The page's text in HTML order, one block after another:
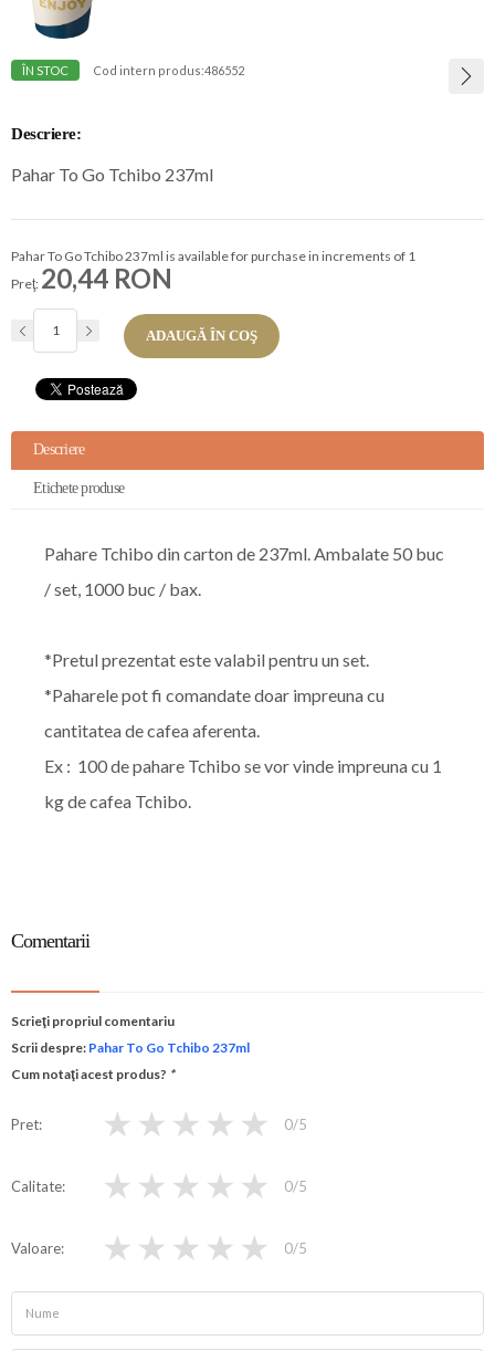
ÎN STOC Cod intern produs:486552
Descriere:
Pahar To Go Tchibo 237ml
Pahar To Go Tchibo 237ml is available for purchase in increments of 1
Preţ: 20,44 RON
ADAUGĂ ÎN COŞ
Descriere
Etichete produse
Pahare Tchibo din carton de 237ml. Ambalate 50 buc
/ set, 1000 buc / bax.
*Pretul prezentat este valabil pentru un set.
*Paharele pot fi comandate doar impreuna cu
cantitatea de cafea aferenta.
Ex : 100 de pahare Tchibo se vor vinde impreuna cu 1
kg de cafea Tchibo.
Comentarii
Scrieţi propriul comentariu
Scrii despre: Pahar To Go Tchibo 237ml
Cum notaţi acest produs? *
Pret ★ ★ ★ ★ ★ 0/5
Calitate ★ ★ ★ ★ ★ 0/5
Valoare ★ ★ ★ ★ ★ 0/5